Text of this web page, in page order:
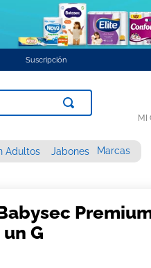
Suscripción
MI
Adultos Jabones Marcas
G